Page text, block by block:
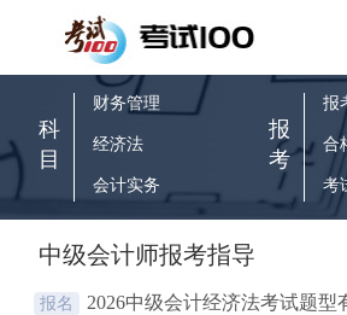
科
目
财务管理
经济法
会计实务
报
考
报
合
考
中级会计师报考指导
报名 2026中级会计经济法考试题型